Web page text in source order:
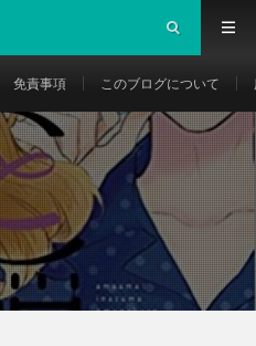
免責事項 このブログについて